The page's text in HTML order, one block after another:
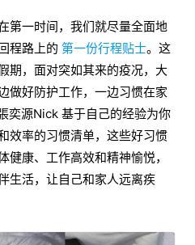
第一时间，我们就尽量全面地
程路上的 第一份行程贴士。这
期，面对突如其来的疫况，大
做好防护工作，一边习惯在家
奕源Nick 基于自己的经验为你
效率的习惯清单，这些好习惯
健康、工作高效和精神愉悦，
生活，让自己和家人远离疾